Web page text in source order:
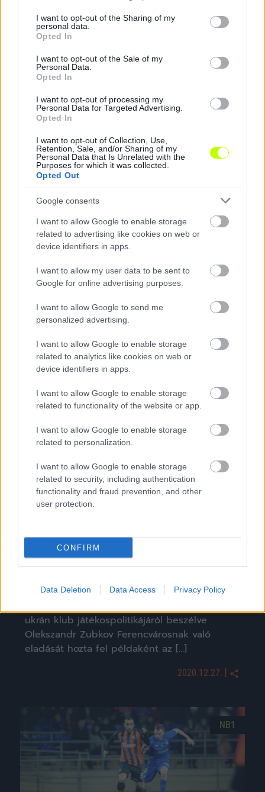
not limited to your visit or usage behaviour. You may click to
grant or deny consent to Google and its third-party tags to
use your data for below specified purposes in below Google
consent section.
I want to opt-out of the Sharing of my
personal data.
Opted In
I want to opt-out of the Sale of my
Personal Data.
Opted In
I want to opt-out of processing my
Personal Data for Targeted Advertising.
Opted In
I want to opt-out of Collection, Use,
Retention, Sale, and/or Sharing of my
Personal Data that Is Unrelated with the
Purposes for which it was collected.
Opted Out
Google consents
I want to allow Google to enable storage
related to advertising like cookies on web or
device identifiers in apps.
I want to allow my user data to be sent to
Google for online advertising purposes.
I want to allow Google to send me
personalized advertising.
I want to allow Google to enable storage
related to analytics like cookies on web or
device identifiers in apps.
I want to allow Google to enable storage
related to functionality of the website or app.
I want to allow Google to enable storage
related to personalization.
I want to allow Google to enable storage
related to security, including authentication
functionality and fraud prevention, and other
user protection.
CONFIRM
Data Deletion Data Access Privacy Policy
Ukrajnába vinnék az FTC szélsőjét
szerint a Ferencváros vezetői tárgyalásban
állnak az ukrán FK Sahtar Doneck
reakció
Kedden 16 csapat számára is befejeződött a
csoportkör a Bajnokok Ligájában. A
sorozatban idén jutott először a főtáblára a
Sheriff […]
2021.12.08. |
FTC: kiderült, mennyit fizettek az ukrán válogatott
légiósért
ukrán klub játékospolitikájáról beszélve
Olekszandr Zubkov Ferencvárosnak való
eladását hozta fel példaként az […]
2020.12.27. |
NB1